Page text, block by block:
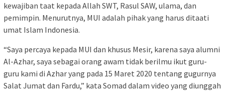
kewajiban taat kepada Allah SWT, Rasul SAW, ulama, dan
pemimpin. Menurutnya, MUI adalah pihak yang harus ditaati
umat Islam Indonesia.
“Saya percaya kepada MUI dan khusus Mesir, karena saya alumni
Al-Azhar, saya sebagai orang awam tidak berilmu ikut guru-
guru kami di Azhar yang pada 15 Maret 2020 tentang gugurnya
Salat Jumat dan Fardu,” kata Somad dalam video yang diunggah